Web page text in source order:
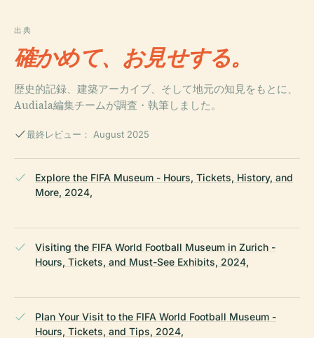
出典
確かめて、お見せする。
歴史的記録、建築アーカイブ、そして地元の知見をもとに、
Audiala編集チームが調査・執筆しました。
最終レビュー： August 2025
Explore the FIFA Museum - Hours, Tickets, History, and
More, 2024,
Visiting the FIFA World Football Museum in Zurich -
Hours, Tickets, and Must-See Exhibits, 2024,
Plan Your Visit to the FIFA World Football Museum -
Hours, Tickets, and Tips, 2024,